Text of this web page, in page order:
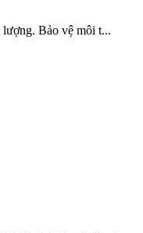
lượng. Bảo vệ môi t...